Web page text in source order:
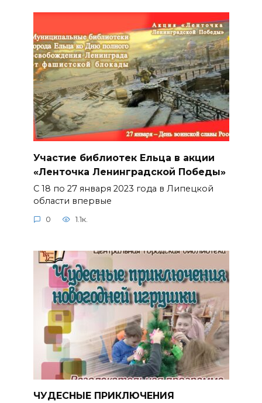
Участие библиотек Ельца в акции
«Ленточка Ленинградской Победы»
С 18 по 27 января 2023 года в Липецкой
области впервые
0 1.1к.
ЧУДЕСНЫЕ ПРИКЛЮЧЕНИЯ